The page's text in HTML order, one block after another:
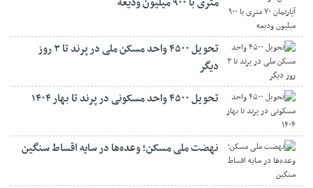
تحویل ۴۵۰۰ واحد مسکن ملی در پرند تا ۳ روز
دیگر
تحویل ۴۵۰۰ واحد مسکونی در پرند تا بهار ۱۴۰۴
نهضت ملی مسکن؛ وعده‌ها در سایه اقساط سنگین